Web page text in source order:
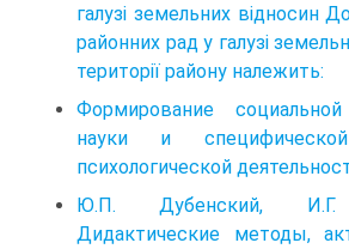
галузі земельних відносин
районних рад у галузі
території району належить:
Формирование
науки и
психологической
Ю.П. Дубенский, И.Г.
Дидактические методы,